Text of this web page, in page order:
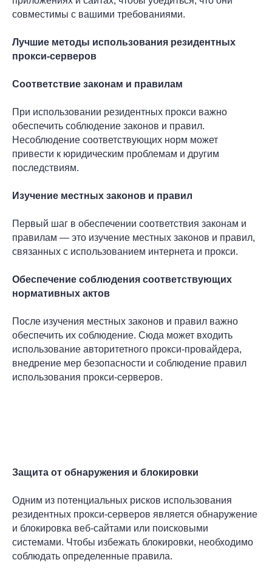
совместимы с вашими требованиями.
Лучшие методы использования резидентных
прокси-серверов
Соответствие законам и правилам
При использовании резидентных прокси важно
обеспечить соблюдение законов и правил.
Несоблюдение соответствующих норм может
привести к юридическим проблемам и другим
последствиям.
Изучение местных законов и правил
Первый шаг в обеспечении соответствия законам и
правилам — это изучение местных законов и правил,
связанных с использованием интернета и прокси.
Обеспечение соблюдения соответствующих
нормативных актов
После изучения местных законов и правил важно
обеспечить их соблюдение. Сюда может входить
использование авторитетного прокси-провайдера,
внедрение мер безопасности и соблюдение правил
использования прокси-серверов.
Защита от обнаружения и блокировки
Одним из потенциальных рисков использования
резидентных прокси-серверов является обнаружение
и блокировка веб-сайтами или поисковыми
системами. Чтобы избежать блокировки, необходимо
соблюдать определенные правила.